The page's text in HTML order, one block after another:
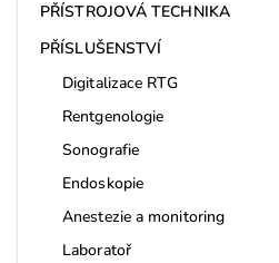
PŘÍSTROJOVÁ TECHNIKA
PŘÍSLUŠENSTVÍ
Digitalizace RTG
Rentgenologie
Sonografie
Endoskopie
Anestezie a monitoring
Laboratoř